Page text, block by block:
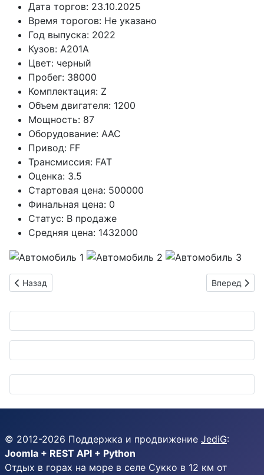
Дата торгов: 23.10.2025
Время торогов: Не указано
Год выпуска: 2022
Кузов: A201A
Цвет: черный
Пробег: 38000
Комплектация: Z
Объем двигателя: 1200
Мощность: 87
Оборудование: AAC
Привод: FF
Трансмиссия: FAT
Оценка: 3.5
Стартовая цена: 500000
Финальная цена: 0
Статус: В продаже
Средняя цена: 1432000
Предыдущий: Продаётся TOYOTA RAIZE 1000 FAT серый
Назад Следующий:
Вперед
© 2012-2026 Поддержка и продвижение JediG:
Joomla + REST API + Python
Отдых в горах на море в селе Сукко в 12 км от